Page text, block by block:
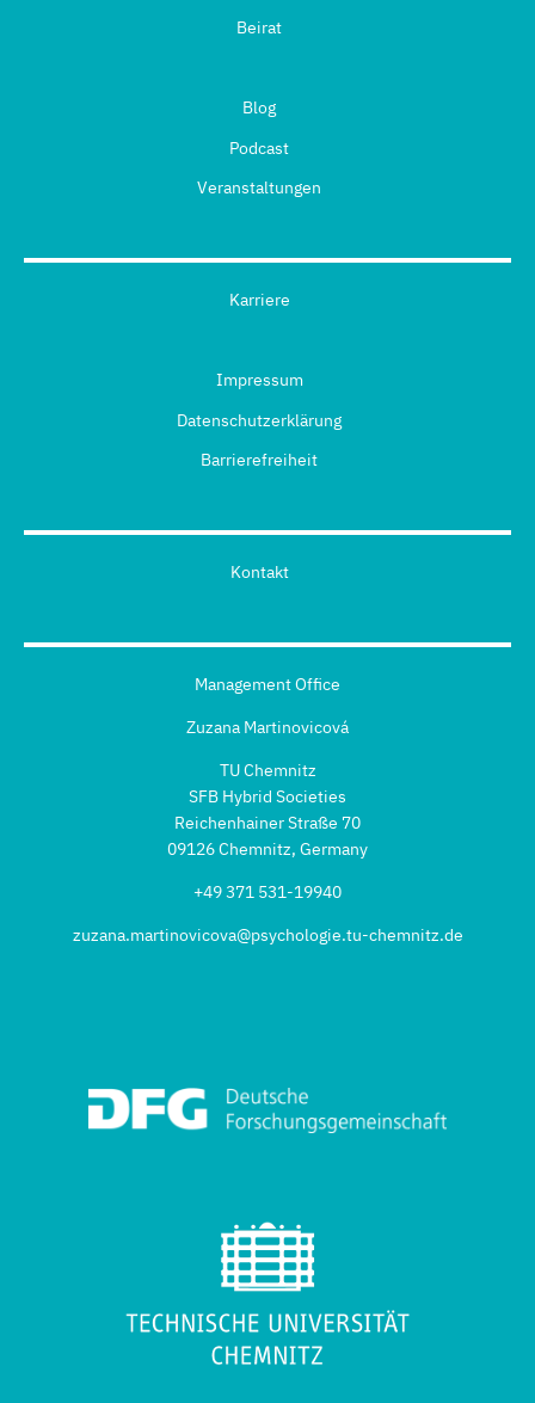
Beirat
Blog
Podcast
Veranstaltungen
Karriere
Impressum
Datenschutzerklärung
Barrierefreiheit
Kontakt
Management Office
Zuzana Martinovicová
TU Chemnitz
SFB Hybrid Societies
Reichenhainer Straße 70
09126 Chemnitz, Germany
+49 371 531-19940
zuzana.martinovicova@psychologie.tu-chemnitz.de